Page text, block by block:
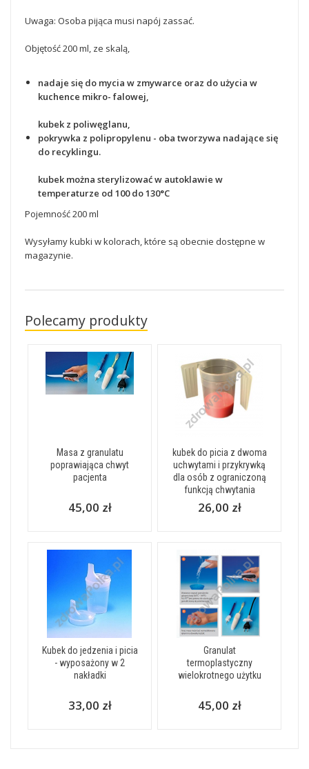
Uwaga: Osoba pijąca musi napój zassać.
Objętość 200 ml, ze skalą,
nadaje się do mycia w zmywarce oraz do użycia w
kuchence mikro- falowej,
kubek z poliwęglanu,
pokrywka z polipropylenu - oba tworzywa nadające się
do recyklingu.
kubek można sterylizować w autoklawie w
temperaturze od 100 do 130°C
Pojemność200ml
Wysyłamy kubki w kolorach, które są obecnie dostępne w
magazynie.
Polecamy produkty
Masa z granulatu
poprawiająca chwyt
pacjenta
45,00 zł
kubek do picia z dwoma
uchwytami i przykrywką
dla osób z ograniczoną
funkcją chwytania
26,00 zł
Kubek do jedzenia i picia
- wyposażony w 2
nakładki
33,00 zł
Granulat
termoplastyczny
wielokrotnego użytku
45,00 zł